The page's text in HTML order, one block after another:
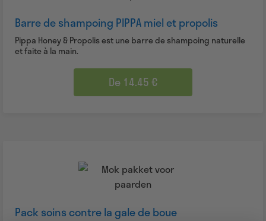
Barre de shampoing PIPPA miel et propolis
Pippa Honey & Propolis est une barre de shampoing naturelle
et faite à la main.
De 14.45 €
Pack soins contre la gale de boue